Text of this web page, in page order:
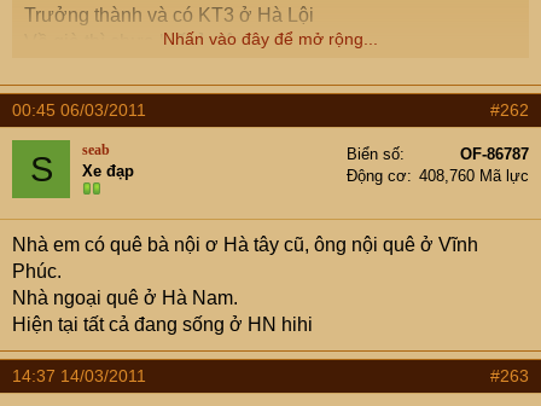
Trưởng thành và có KT3 ở Hà Lội
Về già thì chưa biết ở đâu.Nhấn vào đây để mở rộng...
00:45 06/03/2011 #262
S seab
Xe đạp
Biển số
OF-86787
Động cơ
408,760 Mã lực
Nhà em có quê bà nội ơ Hà tây cũ, ông nội quê ở Vĩnh
Phúc.
Nhà ngoại quê ở Hà Nam.
Hiện tại tất cả đang sống ở HN hihi
14:37 14/03/2011 #263